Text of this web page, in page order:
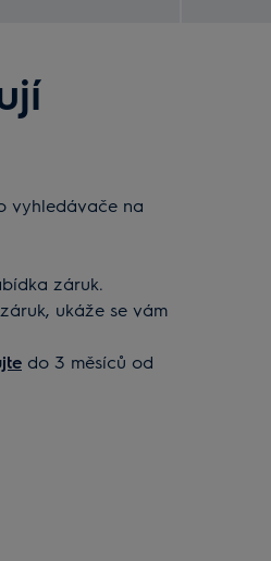
vyhledávače na
záruk.
ukáže se vám
do 3 měsíců od